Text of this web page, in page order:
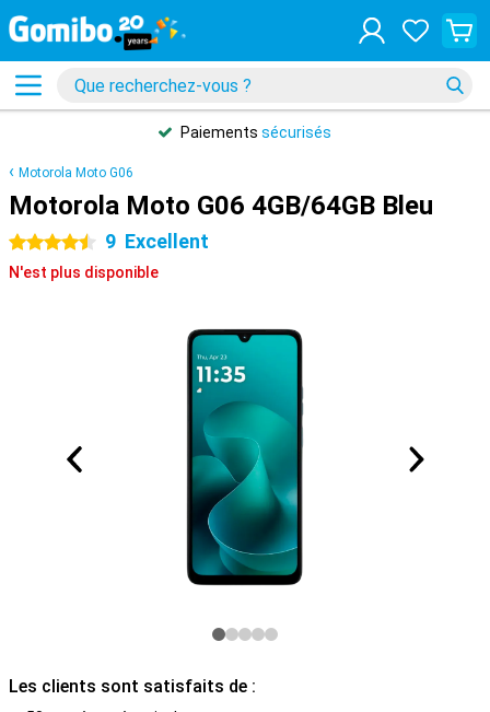
Paiements sécurisés
Motorola Moto G06
Motorola Moto G06 4GB/64GB Bleu
4.5 étoiles 9 Excellent
N'est plus disponible
Les clients sont satisfaits de :